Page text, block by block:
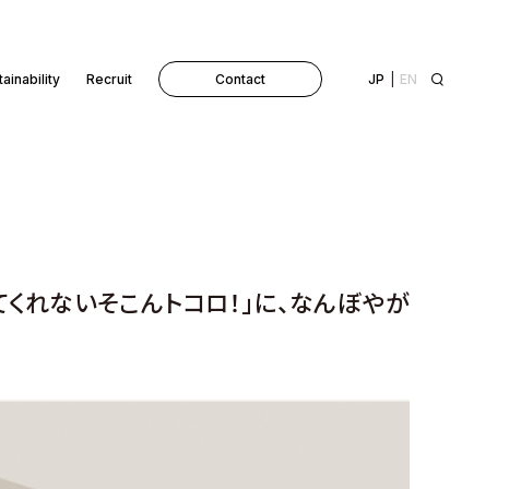
Recruit Contact EN
JP
れないそこんトコロ！」に、なんぼやが